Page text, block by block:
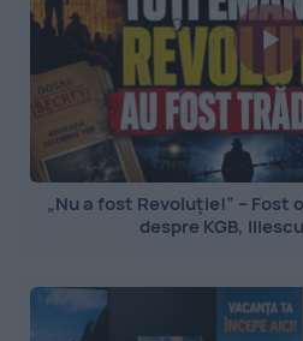
„Nu a fost Revoluție!” –
despre KGB,